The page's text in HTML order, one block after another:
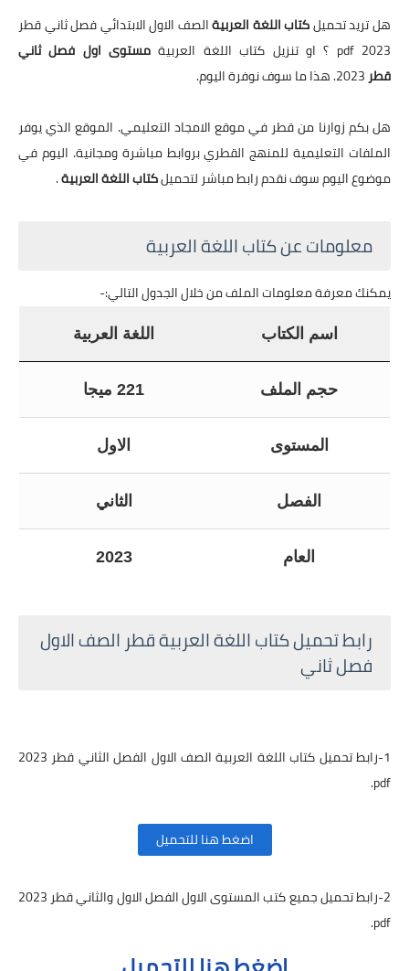
هل تريد تحميلكتاب اللغة العربيةالصف الاول الابتدائي فصل ثاني قطر
2023 pdf ؟ او تنزيل كتاب اللغة العربية
مستوى اول فصل ثاني
قطر
هل بكم زوارنا من قطر في موقع الامجاد التعليمي. الموقع الذي يوفر
الملفات التعليمية للمنهج القطري بروابط مباشرة ومجانية. اليوم في
موضوع اليوم سوف نقدم رابط مباشر لتحميلكتاب اللغة العربية.
معلومات عن كتاب اللغة العربية
يمكنك معرفة معلومات الملف من خلال الجدول التالي:-
اسم الكتاب اللغة العربية
حجم الملف 221 ميجا
المستوى الاول
الفصل الثاني
العام 2023
رابط تحميل كتاب اللغة العربية قطر الصف الاول
فصل ثاني
1-رابط تحميل كتاب اللغة العربية الصف الاول الفصل الثاني قطر 2023
pdf.
اضغط هنا للتحميل
2-رابط تحميل جميع كتب المستوى الاول الفصل الاول والثاني قطر 2023
pdf.